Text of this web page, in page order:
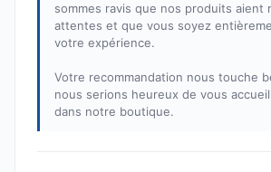
sommes ravis que nos produits aient
attentes et que vous soyez
votre expérience.
Votre recommandation nous touche
nous serions heureux de vous
dans notre boutique.